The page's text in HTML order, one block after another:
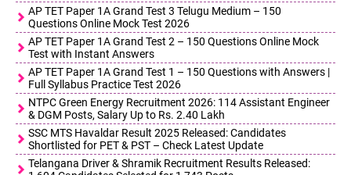
AP TET Paper 1A Grand Test 3 Telugu Medium – 150
Questions Online Mock Test 2026
AP TET Paper 1A Grand Test 2 – 150 Questions Online Mock
Test with Instant Answers
AP TET Paper 1A Grand Test 1 – 150 Questions with Answers |
Full Syllabus Practice Test 2026
NTPC Green Energy Recruitment 2026: 114 Assistant Engineer
& DGM Posts, Salary Up to Rs. 2.40 Lakh
SSC MTS Havaldar Result 2025 Released: Candidates
Shortlisted for PET & PST – Check Latest Update
Telangana Driver & Shramik Recruitment Results Released: